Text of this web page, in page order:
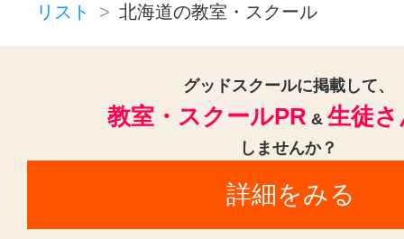
リスト
北海道の教室・スクール
グッドスクールに掲載して、
教室・スクールPR & 生徒
しませんか？
詳細をみる